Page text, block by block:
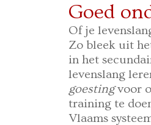
Goed
Of je
Zo bleek uit
in het
levenslang
goestingvoor
training te
Vlaams